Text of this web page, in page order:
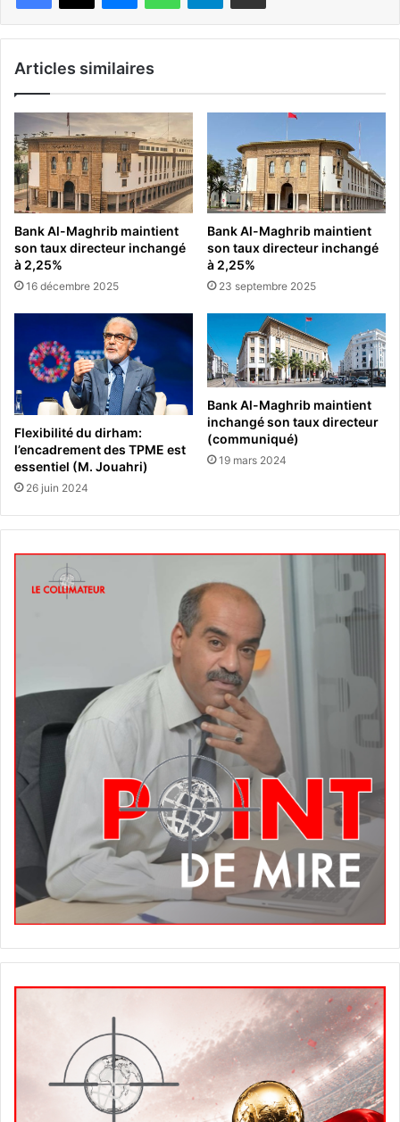
Articles similaires
Bank Al-Maghrib maintient
son taux directeur inchangé
à 2,25%
16 décembre 2025
Bank Al-Maghrib maintient
son taux directeur inchangé
à 2,25%
23 septembre 2025
Flexibilité du dirham:
l’encadrement des TPME est
essentiel (M. Jouahri)
26 juin 2024
Bank Al-Maghrib maintient
inchangé son taux directeur
(communiqué)
19 mars 2024